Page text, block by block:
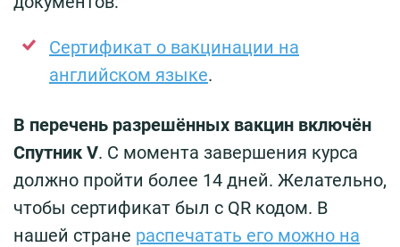
Сертификат о вакцинации на
английском языке.
В перечень разрешённых вакцин включён
Спутник V. С момента завершения курса
должно пройти более 14 дней. Желательно,
чтобы сертификат был с QR кодом. В
нашей стране распечатать его можно на